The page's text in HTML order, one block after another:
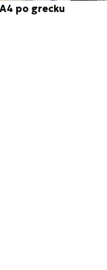
po grecku